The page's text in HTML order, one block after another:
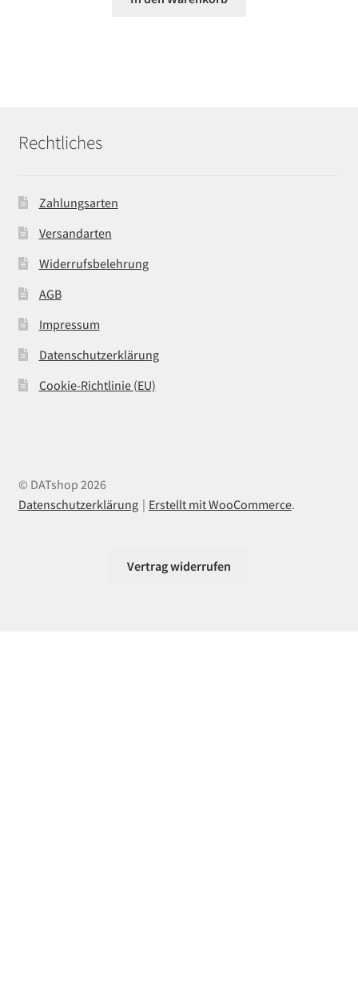
Rechtliches
Zahlungsarten
Versandarten
Widerrufsbelehrung
AGB
Impressum
Datenschutzerklärung
Cookie-Richtlinie (EU)
© DATshop 2026
Datenschutzerklärung
Erstellt mit WooCommerce.
Vertrag widerrufen